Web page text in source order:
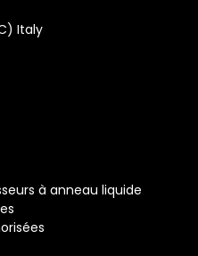
Italy
à anneau liquide